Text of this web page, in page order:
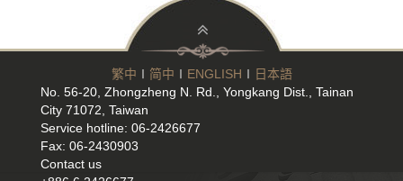
繁中 ∣ 简中 ∣ ENGLISH ∣ 日本語
No. 56-20, Zhongzheng N. Rd., Yongkang Dist., Tainan
City 71072, Taiwan
Service hotline: 06-2426677
Fax: 06-2430903
Contact us